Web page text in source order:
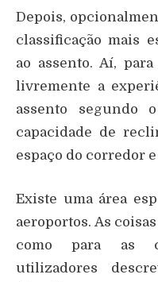
Depois,
classificação mais
ao assento. Aí,
livremente a
assento segundo
capacidade de
espaço do corredor
Existe uma área
aeroportos. As
como para as
utilizadores